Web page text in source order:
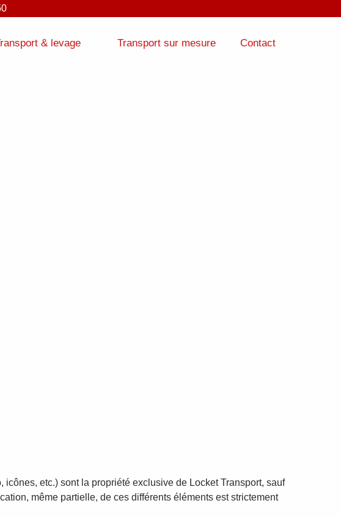
& levage Transport sur mesure Contact
etc.) sont la propriété exclusive de Locket Transport, sauf
même partielle, de ces différents éléments est strictement